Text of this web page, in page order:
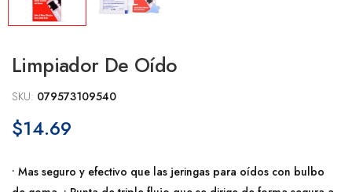
Limpiador De Oído
SKU: 079573109540
$14.69
• Mas seguro y efectivo que las jeringas para oídos con bulbo